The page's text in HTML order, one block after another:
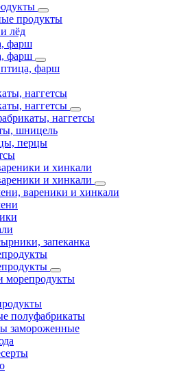
продукты
лёд
фарш
фарш
фарш
наггетсы
наггетсы
наггетсы
шницель
перцы
и хинкали
и хинкали
вареники и хинкали
запеканка
морепродукты
полуфабрикаты
замороженные